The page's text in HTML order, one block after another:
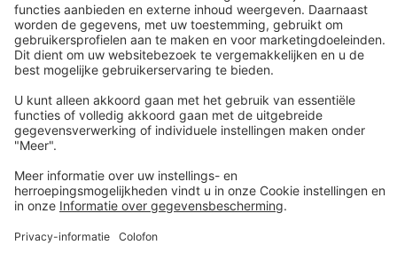
Technologie voor het leven
Service-Hotline
Shop Service